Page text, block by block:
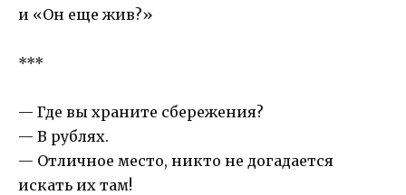
и «Он еще жив?»
***
— Где вы храните сбережения?
— В рублях.
— Отличное место, никто не догадается
искать их там!